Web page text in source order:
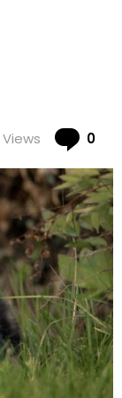
Views 0